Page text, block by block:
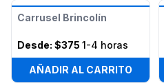
Carrusel Brincolín
Desde: $375 1-4 horas
AÑADIR AL CARRITO